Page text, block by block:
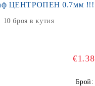
ЦЕНТРОПЕН 0.7мм !!!
10 броя в кутия
€1.38
Брой: